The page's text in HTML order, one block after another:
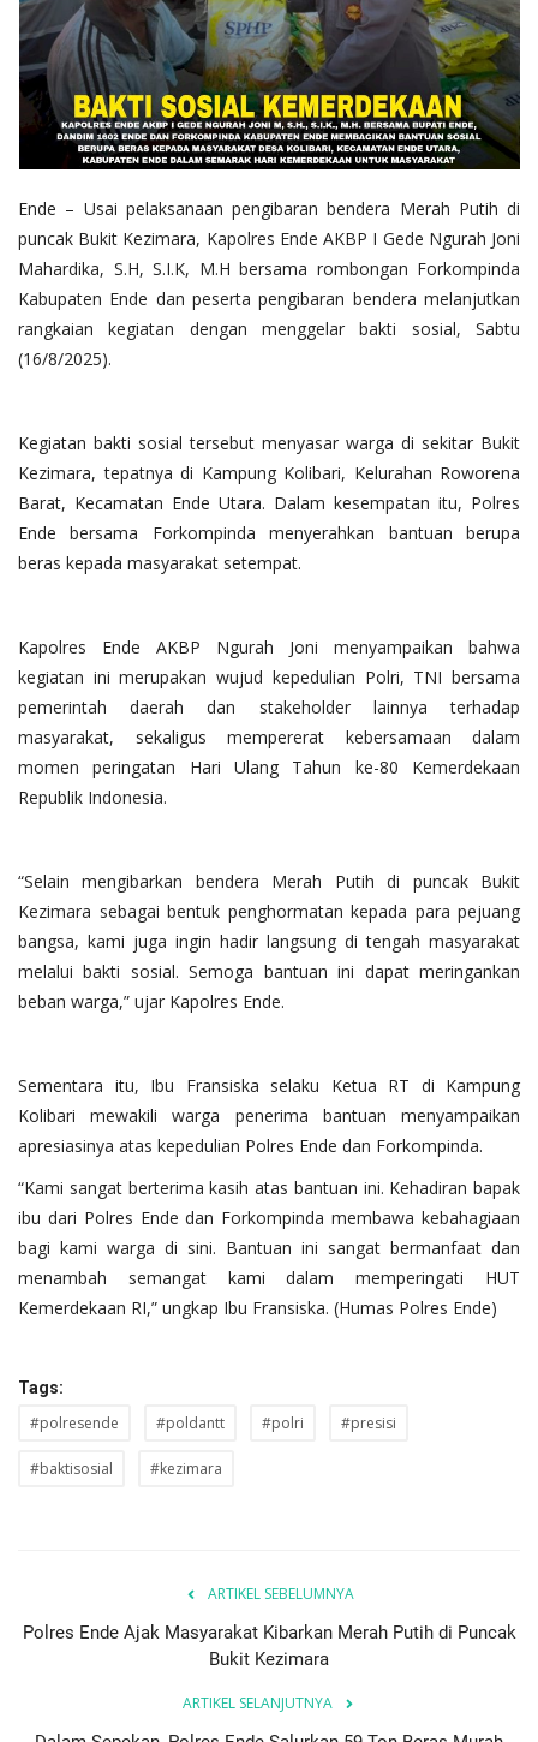
Ende – Usai pelaksanaan pengibaran bendera Merah Putih di
puncak Bukit Kezimara, Kapolres Ende AKBP I Gede Ngurah Joni
Mahardika, S.H, S.I.K, M.H bersama rombongan Forkompinda
Kabupaten Ende dan peserta pengibaran bendera melanjutkan
rangkaian kegiatan dengan menggelar bakti sosial, Sabtu
(16/8/2025).
Kegiatan bakti sosial tersebut menyasar warga di sekitar Bukit
Kezimara, tepatnya di Kampung Kolibari, Kelurahan Roworena
Barat, Kecamatan Ende Utara. Dalam kesempatan itu, Polres
Ende bersama Forkompinda menyerahkan bantuan berupa
beras kepada masyarakat setempat.
Kapolres Ende AKBP Ngurah Joni menyampaikan bahwa
kegiatan ini merupakan wujud kepedulian Polri, TNI bersama
pemerintah daerah dan stakeholder lainnya terhadap
masyarakat, sekaligus mempererat kebersamaan dalam
momen peringatan Hari Ulang Tahun ke-80 Kemerdekaan
Republik Indonesia.
“Selain mengibarkan bendera Merah Putih di puncak Bukit
Kezimara sebagai bentuk penghormatan kepada para pejuang
bangsa, kami juga ingin hadir langsung di tengah masyarakat
melalui bakti sosial. Semoga bantuan ini dapat meringankan
beban warga,” ujar Kapolres Ende.
Sementara itu, Ibu Fransiska selaku Ketua RT di Kampung
Kolibari mewakili warga penerima bantuan menyampaikan
apresiasinya atas kepedulian Polres Ende dan Forkompinda.
“Kami sangat berterima kasih atas bantuan ini. Kehadiran bapak
ibu dari Polres Ende dan Forkompinda membawa kebahagiaan
bagi kami warga di sini. Bantuan ini sangat bermanfaat dan
menambah semangat kami dalam memperingati HUT
Kemerdekaan RI,” ungkap Ibu Fransiska. (Humas Polres Ende)
Tags:
#polresende #poldantt #polri #presisi
#baktisosial #kezimara
ARTIKEL SEBELUMNYA
Polres Ende Ajak Masyarakat Kibarkan Merah Putih di Puncak
Bukit Kezimara
ARTIKEL SELANJUTNYA